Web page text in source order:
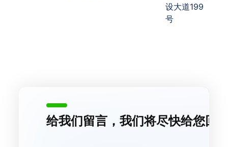
设大道199
号
给我们留言，我们将尽快给您回